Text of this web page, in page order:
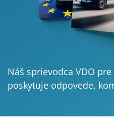
Náš sprievodca VDO
poskytuje odpovede,